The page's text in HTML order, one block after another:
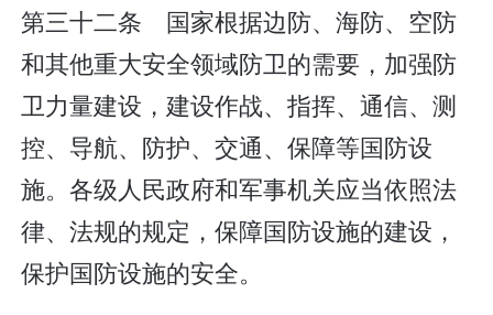
第三十二条 国家根据边防、海防、空防
和其他重大安全领域防卫的需要，加强防
卫力量建设，建设作战、指挥、通信、测
控、导航、防护、交通、保障等国防设
施。各级人民政府和军事机关应当依照法
律、法规的规定，保障国防设施的建设，
保护国防设施的安全。